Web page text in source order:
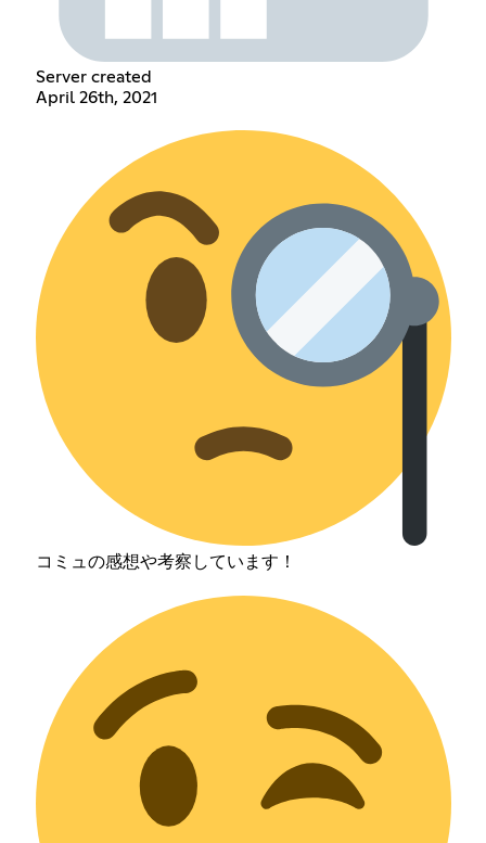
Server created
April 26th, 2021
コミュの感想や考察しています！